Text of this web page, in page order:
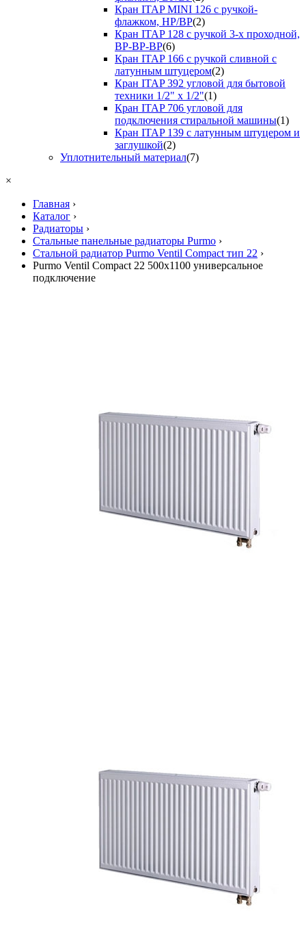
Кран ITAP MINI 126 с ручкой-
флажком, НР/ВР(2)
Кран ITAP 128 с ручкой 3-х проходной,
ВР-ВР-ВР(6)
Кран ITAP 166 с ручкой сливной с
латунным штуцером(2)
Кран ITAP 392 угловой для бытовой
техники 1/2" х 1/2"(1)
Кран ITAP 706 угловой для
подключения стиральной машины(1)
Кран ITAP 139 с латунным штуцером и
заглушкой(2)
Уплотнительный материал(7)
×
Главная ›
Каталог ›
Радиаторы ›
Стальные панельные радиаторы Purmo ›
Стальной радиатор Purmo Ventil Compact тип 22 ›
Purmo Ventil Compact 22 500х1100 универсальное
подключение